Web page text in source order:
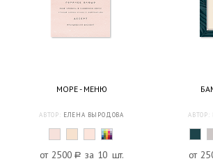
МОРЕ - МЕНЮ
АВТОР: ЕЛЕНА ВЫРОДОВА
от 2500 a за 10 шт.
АВТОР:
от